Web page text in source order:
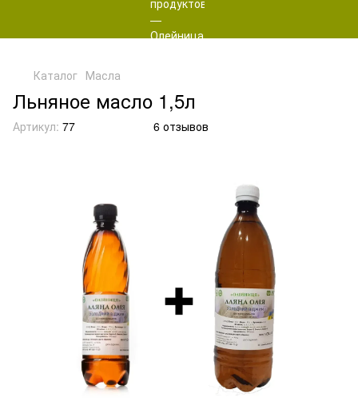
Каталог Масла
Льняное масло 1,5л
Артикул: 77 6 отзывов